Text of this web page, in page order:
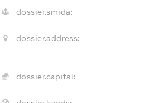
dossier.smida:
dossier.address:
dossier.capital: